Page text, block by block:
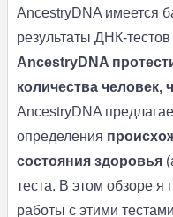
AncestryDNA имеется
результаты ДНК-
AncestryDNA
количества человек,
AncestryDNA
определения
состояния здоровья
теста. В этом обзоре
работы с этими